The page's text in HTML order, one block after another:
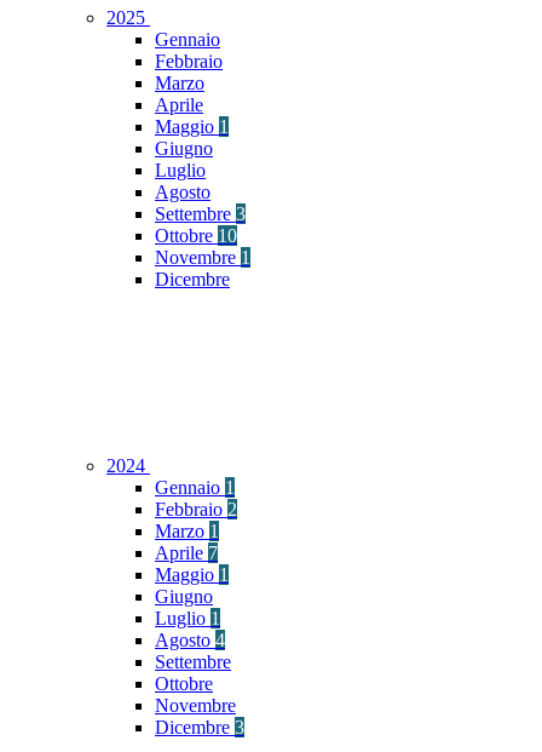
2025
Gennaio
Febbraio
Marzo
Aprile
Maggio 1
Giugno
Luglio
Agosto
Settembre 3
Ottobre 10
Novembre 1
Dicembre
2024
Gennaio 1
Febbraio 2
Marzo 1
Aprile 7
Maggio 1
Giugno
Luglio 1
Agosto 4
Settembre
Ottobre
Novembre
Dicembre 3